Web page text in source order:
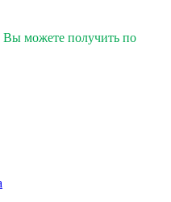
можете получить по